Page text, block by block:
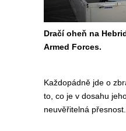
Dračí oheň na
Armed Forces.
Každopádně jde o
to, co je v dosahu
neuvěřitelná